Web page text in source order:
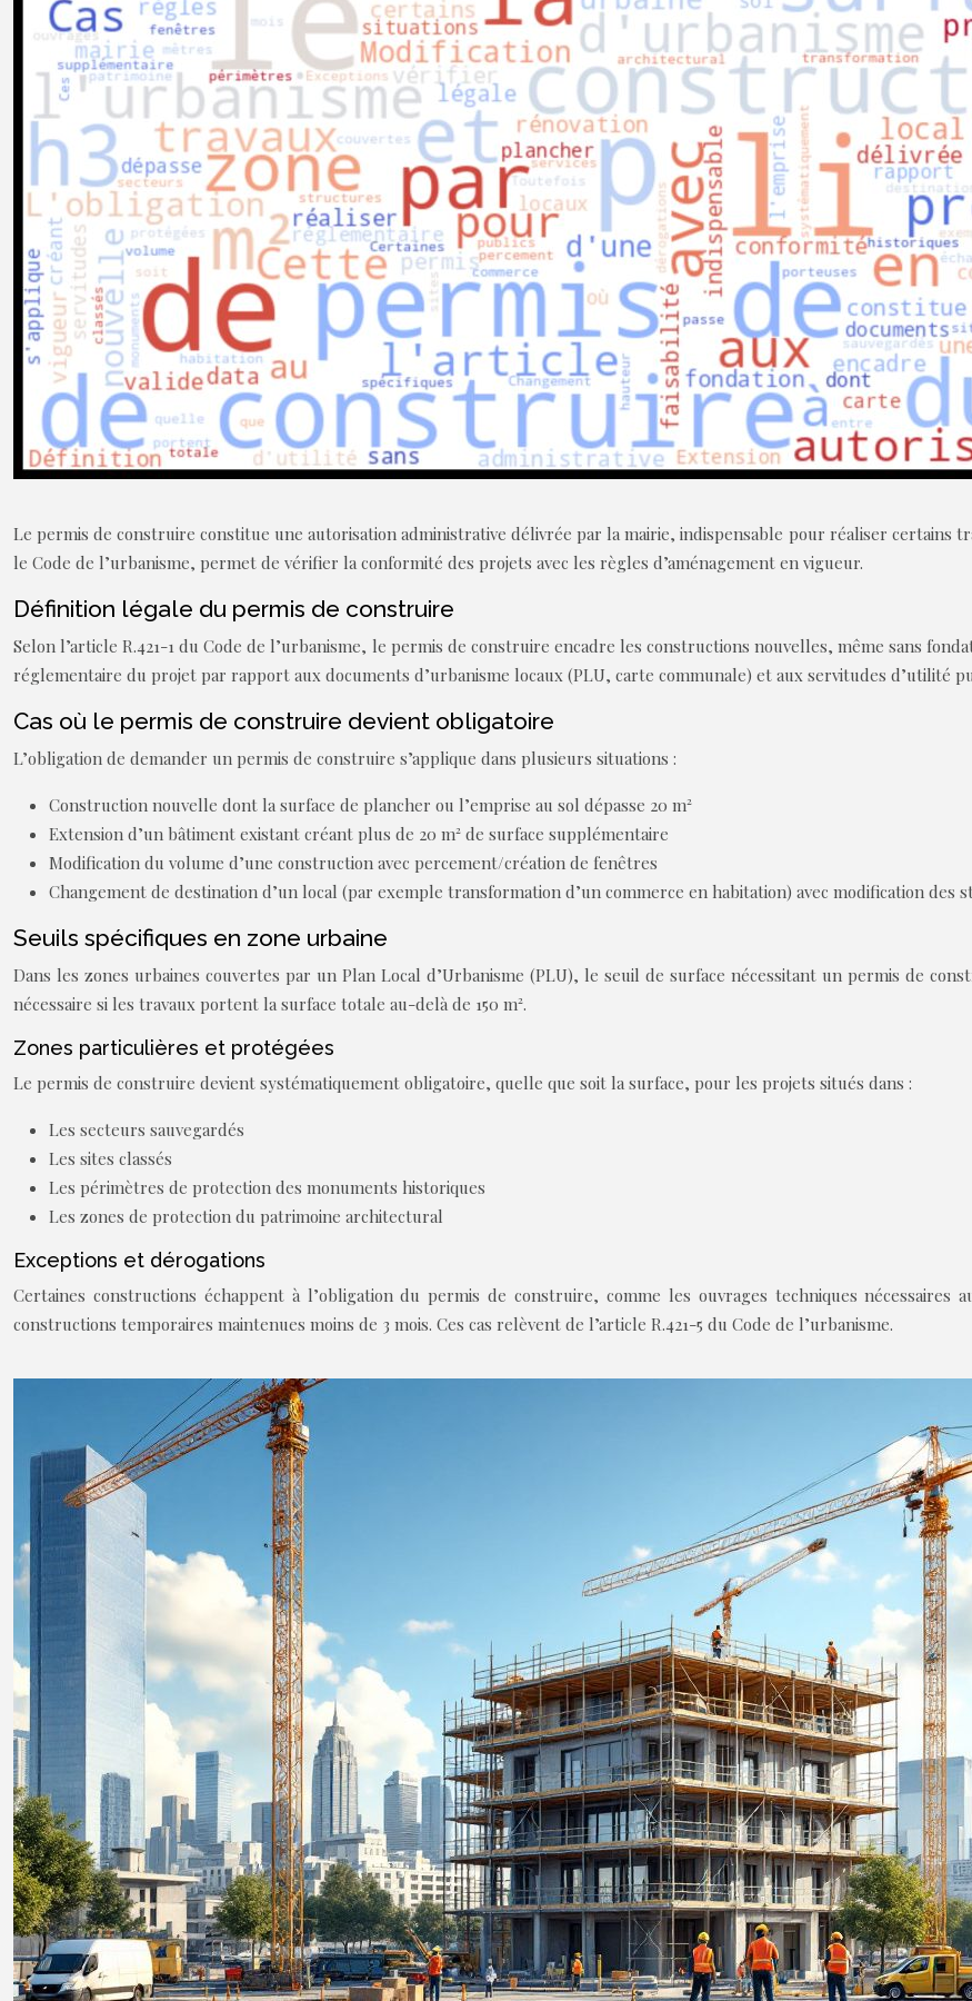
Le permis de construire constitue une autorisation administrative délivrée par la mairie, indispensable pour réaliser certains
le Code de l’urbanisme, permet de vérifier la conformité des projets avec les règles d’aménagement en vigueur.
Définition légale du permis de construire
Selon l’article R.421-1 du Code de l’urbanisme, le permis de construire encadre les constructions nouvelles, même sans
réglementaire du projet par rapport aux documents d’urbanisme locaux (PLU, carte communale) et aux servitudes d’utilité
Cas où le permis de construire devient obligatoire
L’obligation de demander un permis de construire s’applique dans plusieurs situations :
Construction nouvelle dont la surface de plancher ou l’emprise au sol dépasse 20 m²
Extension d’un bâtiment existant créant plus de 20 m² de surface supplémentaire
Modification du volume d’une construction avec percement/création de fenêtres
Changement de destination d’un local (par exemple transformation d’un commerce en habitation) avec modification des
Seuils spécifiques en zone urbaine
Dans les zones urbaines couvertes par un Plan Local d’Urbanisme (PLU), le seuil de surface nécessitant un permis de
nécessaire si les travaux portent la surface totale au-delà de 150 m².
Zones particulières et protégées
Le permis de construire devient systématiquement obligatoire, quelle que soit la surface, pour les projets situés dans :
Les secteurs sauvegardés
Les sites classés
Les périmètres de protection des monuments historiques
Les zones de protection du patrimoine architectural
Exceptions et dérogations
Certaines constructions échappent à l’obligation du permis de construire, comme les ouvrages techniques
constructions temporaires maintenues moins de 3 mois. Ces cas relèvent de l’article R.421-5 du Code de l’urbanisme.